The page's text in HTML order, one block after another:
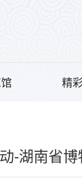
精
-湖南省博